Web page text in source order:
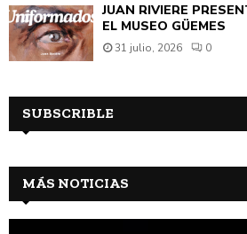
JUAN RIVIÈRE
EL MUSEO GÜEMES
31 julio, 2026 0
SUBSCRIBLE
MÁS NOTICIAS